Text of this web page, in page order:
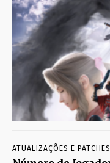
ATUALIZAÇÕES E PATCHES